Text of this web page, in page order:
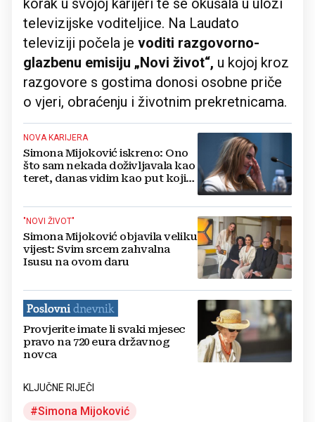
televizijske voditeljice. Na Laudato
televiziji počela je voditi razgovorno-
glazbenu emisiju „Novi život“, u kojoj kroz
razgovore s gostima donosi osobne priče
o vjeri, obraćenju i životnim prekretnicama.
NOVA KARIJERA
Simona Mijoković iskreno: Ono
što sam nekada doživljavala kao
teret, danas vidim kao put koji
"NOVI ŽIVOT"
Simona Mijoković objavila veliku
vijest: Svim srcem zahvalna
Isusu na ovom daru
Provjerite imate li svaki mjesec
pravo na 720 eura državnog
novca
KLJUČNE RIJEČI
Simona Mijoković